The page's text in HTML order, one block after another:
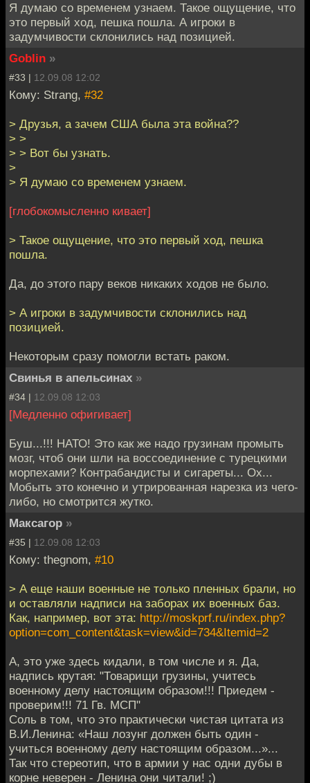
Я думаю со временем узнаем. Такое ощущение, что
это первый ход, пешка пошла. А игроки в
задумчивости склонились над позицией.
Goblin »
#33 | 12.09.08 12:02
Кому: Strang, #32
> Друзья, а зачем США была эта война??
> >
> > Вот бы узнать.
>
> Я думаю со временем узнаем.
[глобокомысленно кивает]
> Такое ощущение, что это первый ход, пешка
пошла.
Да, до этого пару веков никаких ходов не было.
> А игроки в задумчивости склонились над
позицией.
Некоторым сразу помогли встать раком.
Свинья в апельсинах »
#34 | 12.09.08 12:03
[Медленно офигивает]
Буш...!!! НАТО! Это как же надо грузинам промыть
мозг, чтоб они шли на воссоединение с турецкими
морпехами? Контрабандисты и сигареты... Ох...
Мобыть это конечно и утрированная нарезка из чего-
либо, но смотрится жутко.
Максагор »
#35 | 12.09.08 12:03
Кому: thegnom, #10
> А еще наши военные не только пленных брали, но
и оставляли надписи на заборах их военных баз.
Как, например, вот эта: http://moskprf.ru/index.php?
option=com_content&task=view&id=734&Itemid=2
А, это уже здесь кидали, в том числе и я. Да,
надпись крутая: "Товарищи грузины, учитесь
военному делу настоящим образом!!! Приедем -
проверим!!! 71 Гв. МСП"
Соль в том, что это практически чистая цитата из
В.И.Ленина: «Наш лозунг должен быть один -
учиться военному делу настоящим образом...»...
Так что стереотип, что в армии у нас одни дубы в
корне неверен - Ленина они читали! ;)